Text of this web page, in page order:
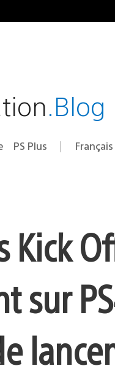
.Blog
PS Plus Choisir
Région
Français
Kick
sur